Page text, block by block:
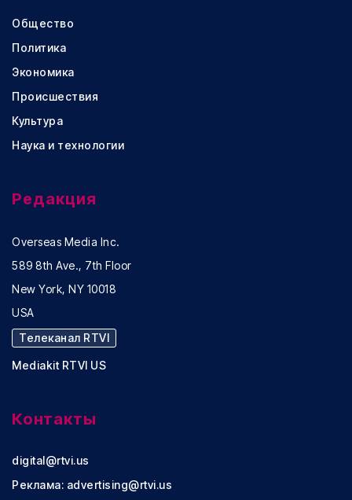
Общество
Политика
Экономика
Происшествия
Культура
Наука и технологии
Редакция
Overseas Media Inc.
589 8th Ave., 7th Floor
New York, NY 10018
USA
Телеканал RTVI
Mediakit RTVI US
Контакты
digital@rtvi.us
Реклама: advertising@rtvi.us